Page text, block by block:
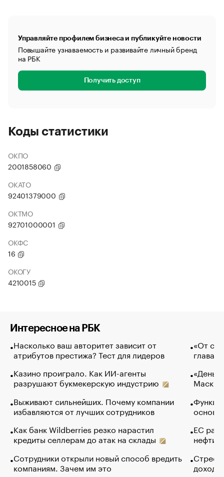
Управляйте профилем бизнеса и публикуйте новости
Повышайте узнаваемость и развивайте личный бренд
на РБК
Получить доступ
Коды статистики
ОКПО
2001858060
ОКАТО
92401379000
ОКТМО
92701000001
ОКФС
16
ОКОГУ
4210015
Интересное на РБК
Насколько ваш авторитет зависит от
атрибутов престижа? Тест для лидеров
Казино проиграло. Как ИИ-агенты
разрушают букмекерскую индустрию
Выживают сильнейших. Почему компании
избавляются от лучших сотрудников
Как банк Wildberries резко нарастил
кредиты селлерам до атак на склады
Сотрудники открыли новый способ вредить
компаниям. Зачем им это
«От
глава
Маск в
основ
ЕС
нефти